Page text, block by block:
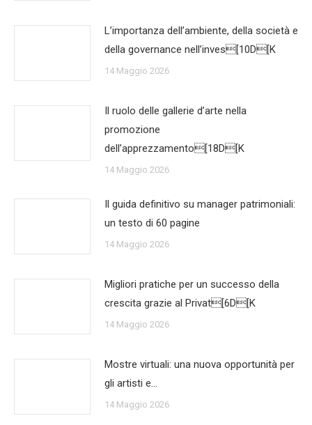
L’importanza dell’ambiente, della società e
della governance nell’inves[10D[K
14 Maggio 2026
Il ruolo delle gallerie d’arte nella
promozione
dell’apprezzamento[18D[K
14 Maggio 2026
Il guida definitivo su manager patrimoniali:
un testo di 60 pagine
14 Maggio 2026
Migliori pratiche per un successo della
crescita grazie al Privat[6D[K
14 Maggio 2026
Mostre virtuali: una nuova opportunità per
gli artisti e…
14 Maggio 2026